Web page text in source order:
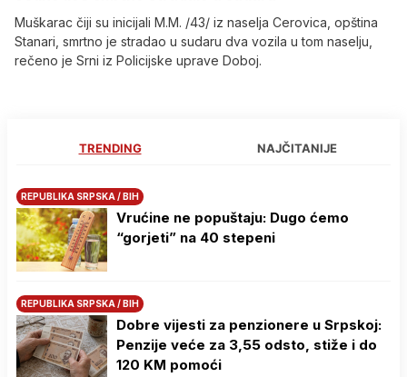
Muškarac čiji su inicijali M.M. /43/ iz naselja Cerovica, opština
Stanari, smrtno je stradao u sudaru dva vozila u tom naselju,
rečeno je Srni iz Policijske uprave Doboj.
TRENDING NAJČITANIJE
REPUBLIKA SRPSKA / BIH
Vrućine ne popuštaju: Dugo ćemo
“gorjeti” na 40 stepeni
REPUBLIKA SRPSKA / BIH
Dobre vijesti za penzionere u Srpskoj:
Penzije veće za 3,55 odsto, stiže i do
120 KM pomoći